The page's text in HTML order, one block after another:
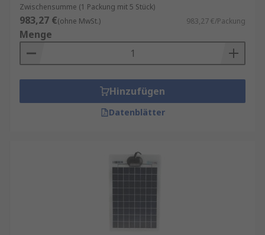
Zwischensumme (1 Packung mit 5 Stück)
983,27 €(ohne MwSt.) 983,27 €/Packung
Menge
Hinzufügen
Datenblätter